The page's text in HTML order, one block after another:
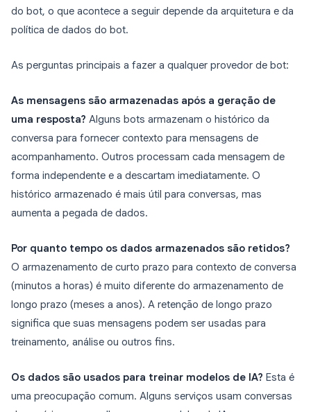
do bot, o que acontece a seguir depende da arquitetura e da
política de dados do bot.
As perguntas principais a fazer a qualquer provedor de bot:
As mensagens são armazenadas após a geração de
uma resposta? Alguns bots armazenam o histórico da
conversa para fornecer contexto para mensagens de
acompanhamento. Outros processam cada mensagem de
forma independente e a descartam imediatamente. O
histórico armazenado é mais útil para conversas, mas
aumenta a pegada de dados.
Por quanto tempo os dados armazenados são retidos?
O armazenamento de curto prazo para contexto de conversa
(minutos a horas) é muito diferente do armazenamento de
longo prazo (meses a anos). A retenção de longo prazo
significa que suas mensagens podem ser usadas para
treinamento, análise ou outros fins.
Os dados são usados para treinar modelos de IA? Esta é
uma preocupação comum. Alguns serviços usam conversas